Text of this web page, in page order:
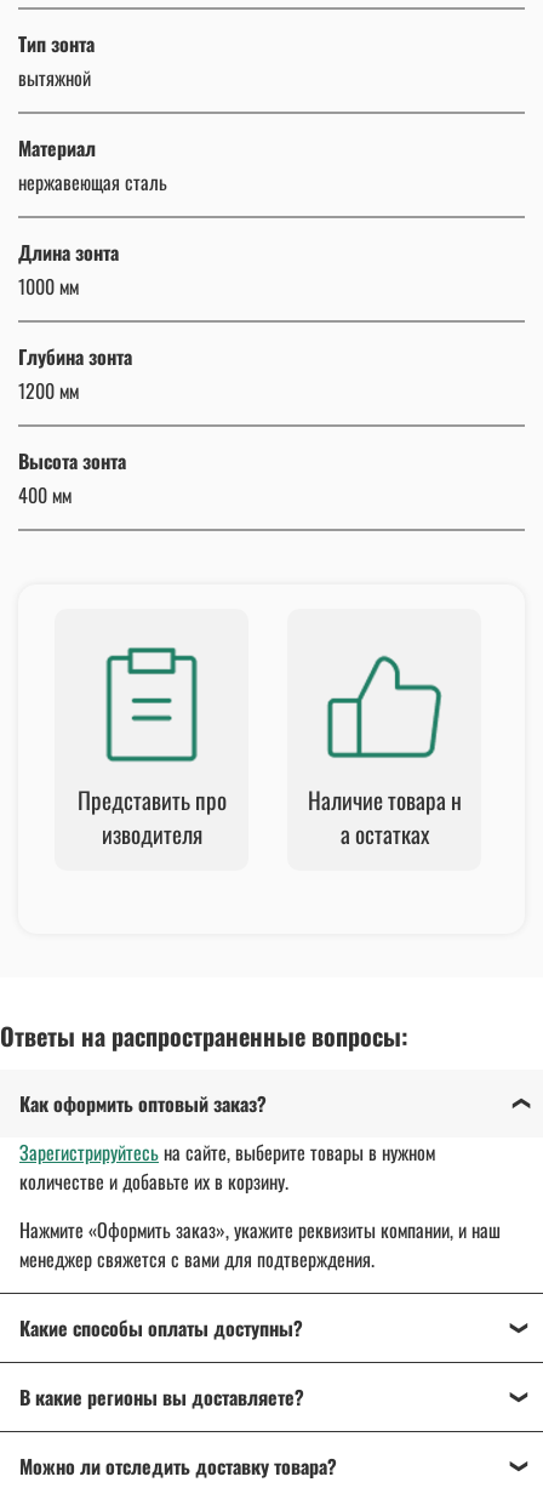
Тип зонта
вытяжной
Материал
нержавеющая сталь
Длина зонта
1000 мм
Глубина зонта
1200 мм
Высота зонта
400 мм
Представить про
изводителя
Наличие товара н
а остатках
Ответы на распространенные вопросы:
Как оформить оптовый заказ?
Зарегистрируйтесьна сайте, выберите товары в нужном
количестве и добавьте их в корзину.
Нажмите «Оформить заказ», укажите реквизиты компании, и наш
менеджер свяжется с вами для подтверждения.
Какие способы оплаты доступны?
расчетный счет организации.
Для государственных и муниципальных заказчиков
возможна поставка товара с отсрочкой платежа до 30 дней.
В какие регионы вы доставляете?
России : от Калининграда до Владивостока.
Можно ли отследить доставку товара?